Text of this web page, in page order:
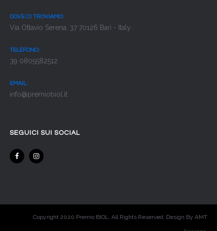
DOVE CI TROVIAMO:
Via Ottavio Serena, 37 70126 Bari - Italy
TELEFONO:
39 0805582512
EMAIL:
info@premiobiol.it
SEGUICI SUI SOCIAL
Copyright 2020 Premio BIOL. All Rights Reserved. Design By AMT